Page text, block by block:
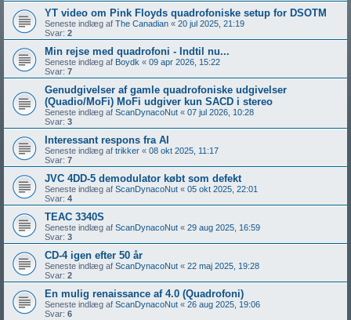
YT video om Pink Floyds quadrofoniske setup for DSOTM
Seneste indlæg af The Canadian « 20 jul 2025, 21:19
Svar: 2
Min rejse med quadrofoni - Indtil nu...
Seneste indlæg af Boydk « 09 apr 2026, 15:22
Svar: 7
Genudgivelser af gamle quadrofoniske udgivelser
(Quadio/MoFi) MoFi udgiver kun SACD i stereo
Seneste indlæg af ScanDynacoNut « 07 jul 2026, 10:28
Svar: 3
Interessant respons fra AI
Seneste indlæg af trikker « 08 okt 2025, 11:17
Svar: 7
JVC 4DD-5 demodulator købt som defekt
Seneste indlæg af ScanDynacoNut « 05 okt 2025, 22:01
Svar: 4
TEAC 3340S
Seneste indlæg af ScanDynacoNut « 29 aug 2025, 16:59
Svar: 3
CD-4 igen efter 50 år
Seneste indlæg af ScanDynacoNut « 22 maj 2025, 19:28
Svar: 2
En mulig renaissance af 4.0 (Quadrofoni)
Seneste indlæg af ScanDynacoNut « 26 aug 2025, 19:06
Svar: 6